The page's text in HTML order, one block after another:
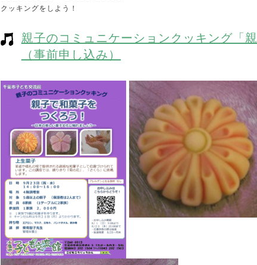
親子のコミュニケーションクッキング「
（事前申し込み）
クッキングをしよう！